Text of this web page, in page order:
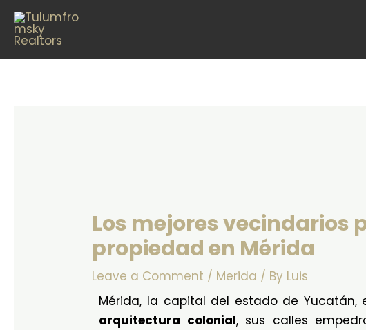
Skip
content
Los mejores vecindarios
propiedad en Mérida
Leave a Comment / Merida / By Luis
Mérida, la capital del estado de
arquitectura colonial, sus calles
Post
navigation